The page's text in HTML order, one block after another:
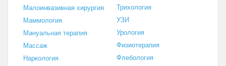
Малоинвазивная хирургия
Маммология
Мануальная терапия
Массаж
Наркология
Трихология
УЗИ
Урология
Физиотерапия
Флебология